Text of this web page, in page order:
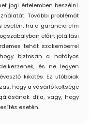
jogi értelemben beszélni.
További problémát
esetén, ha a garancia cím
előírt jótállási
tehát szakemberrel
biztosan a hatályos
és ne legyen
kikötés. Ez utóbbiak
hogy a vásárló költsége
díja, vagy, hogy
esetén.